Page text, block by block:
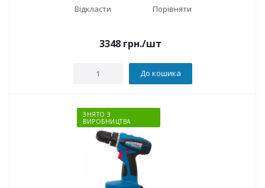
Відкласти Порівняти
3348 грн./шт
До кошика
ЗНЯТО З
ВИРОБНИЦТВА